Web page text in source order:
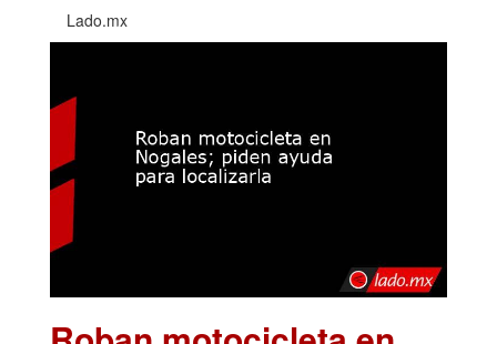
Lado.mx